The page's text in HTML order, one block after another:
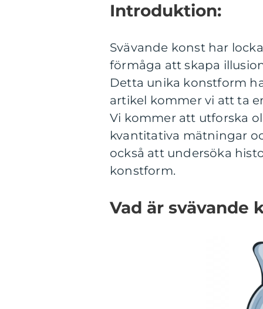
Introduktion:
Svävande konst har
förmåga att skapa
Detta unika konstform
artikel kommer vi att ta
Vi kommer att utforska
kvantitativa mätningar
också att undersöka
konstform.
Vad är svävande